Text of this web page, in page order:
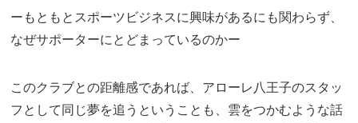
ーもともとスポーツビジネスに興味があるにも関わらず、
なぜサポーターにとどまっているのかー
このクラブとの距離感であれば、アローレ八王子のスタッ
フとして同じ夢を追うということも、雲をつかむような話